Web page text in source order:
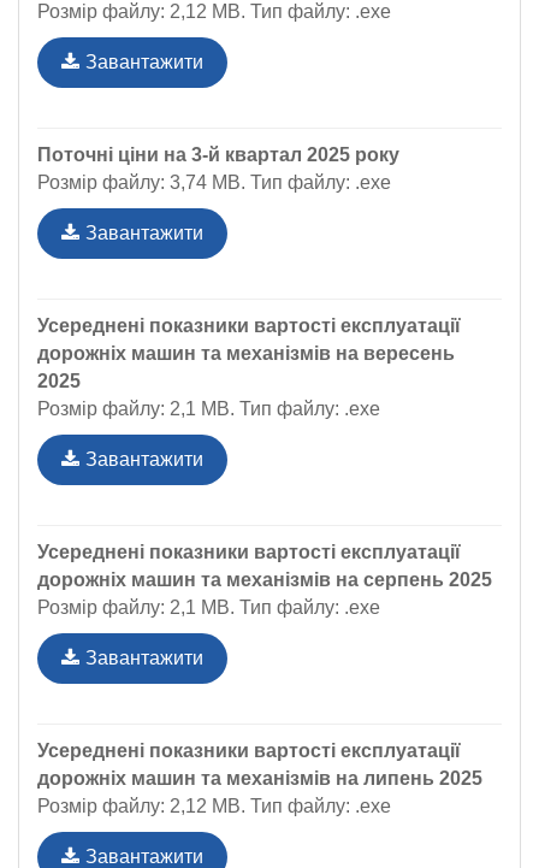
Розмір файлу: 2,12 MB. Тип файлу: .exe
Завантажити
Поточні ціни на 3-й квартал 2025 року
Розмір файлу: 3,74 MB. Тип файлу: .exe
Завантажити
Усереднені показники вартості експлуатації
дорожніх машин та механізмів на вересень
2025
Розмір файлу: 2,1 MB. Тип файлу: .exe
Завантажити
Усереднені показники вартості експлуатації
дорожніх машин та механізмів на серпень 2025
Розмір файлу: 2,1 MB. Тип файлу: .exe
Завантажити
Усереднені показники вартості експлуатації
дорожніх машин та механізмів на липень 2025
Розмір файлу: 2,12 MB. Тип файлу: .exe
Завантажити